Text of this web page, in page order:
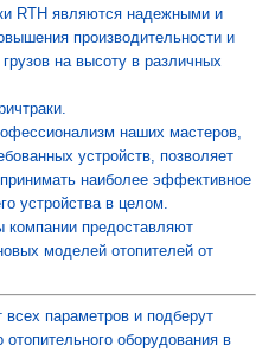
RTH являются надежными и
производительности и
на высоту в различных
наших мастеров,
устройств, позволяет
наиболее эффективное
устройства в целом.
компании предоставляют
моделей отопителей от
параметров и подберут
оборудования в